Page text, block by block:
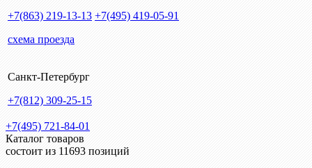
+7(863) 219-13-13
схема проезда
+7(495) 419-05-91
Санкт-Петербург
+7(812) 309-25-15
+7(495) 721-84-01
Каталог товаров
состоит из 11693 позиций